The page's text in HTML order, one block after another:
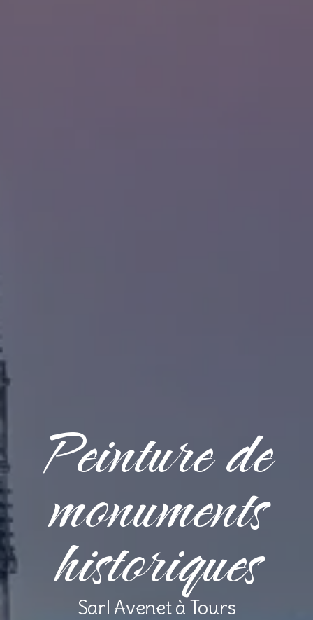
Peinture de
monuments
historiques
Sarl Avenet à Tours